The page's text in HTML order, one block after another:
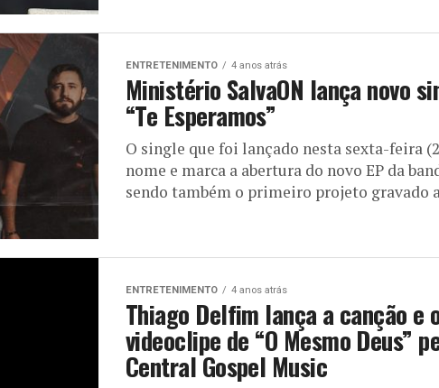
ENTRETENIMENTO 4 anos atrás
Ministério SalvaON lança novo
“Te Esperamos”
O single que foi lançado nesta sexta-feira
nome e marca a abertura do novo EP da
sendo também o primeiro projeto gravado
ENTRETENIMENTO 4 anos atrás
Thiago Delfim lança a canção e
videoclipe de “O Mesmo Deus”
Central Gospel Music